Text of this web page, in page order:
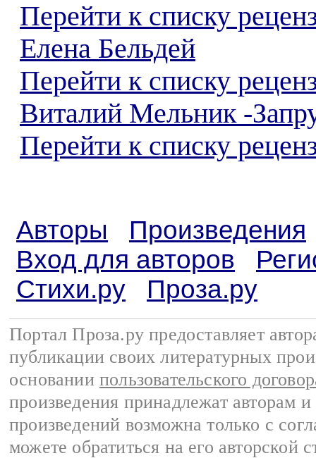
Перейти к списку
Елена Бельдей
Перейти к списку
Виталий Мельник -
Перейти к списку
Авторы
Произведения
Вход для авторов
Стихи.ру
Проза.ру
Портал Проза.ру предоставляет
публикации своих литературных
основании пользовательского
произведения принадлежат авторам
произведений возможна только с
можете обратиться на его авторской